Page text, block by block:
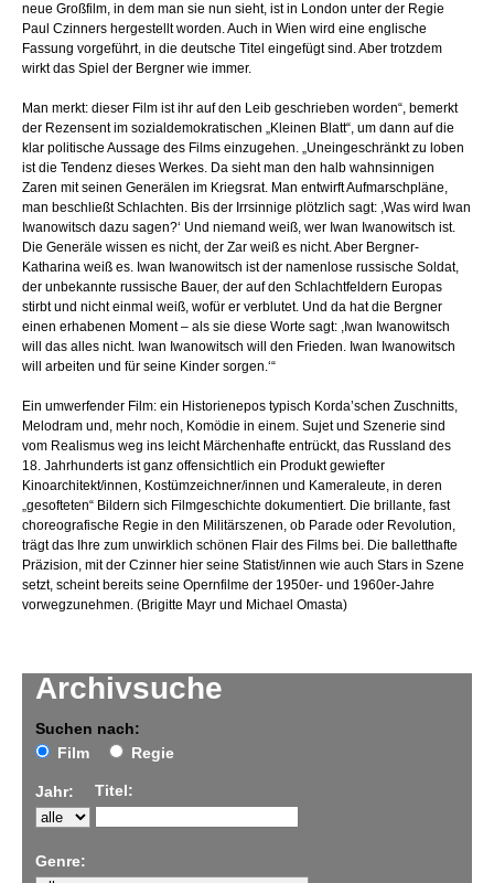
Archivsuche
Suchen nach:
Film
Regie
Jahr: Titel:
Genre:
neue Großfilm, in dem man sie nun sieht, ist in London unter der Regie
Paul Czinners hergestellt worden. Auch in Wien wird eine englische
Fassung vorgeführt, in die deutsche Titel eingefügt sind. Aber trotzdem
wirkt das Spiel der Bergner wie immer.
Man merkt: dieser Film ist ihr auf den Leib geschrieben worden“, bemerkt
der Rezensent im sozialdemokratischen „Kleinen Blatt“, um dann auf die
klar politische Aussage des Films einzugehen. „Uneingeschränkt zu loben
ist die Tendenz dieses Werkes. Da sieht man den halb wahnsinnigen
Zaren mit seinen Generälen im Kriegsrat. Man entwirft Aufmarschpläne,
man beschließt Schlachten. Bis der Irrsinnige plötzlich sagt: ,Was wird Iwan
Iwanowitsch dazu sagen?‘ Und niemand weiß, wer Iwan Iwanowitsch ist.
Die Generäle wissen es nicht, der Zar weiß es nicht. Aber Bergner-
Katharina weiß es. Iwan Iwanowitsch ist der namenlose russische Soldat,
der unbekannte russische Bauer, der auf den Schlachtfeldern Europas
stirbt und nicht einmal weiß, wofür er verblutet. Und da hat die Bergner
einen erhabenen Moment – als sie diese Worte sagt: ,Iwan Iwanowitsch
will das alles nicht. Iwan Iwanowitsch will den Frieden. Iwan Iwanowitsch
will arbeiten und für seine Kinder sorgen.‘“
Ein umwerfender Film: ein Historienepos typisch Korda’schen Zuschnitts,
Melodram und, mehr noch, Komödie in einem. Sujet und Szenerie sind
vom Realismus weg ins leicht Märchenhafte entrückt, das Russland des
18. Jahrhunderts ist ganz offensichtlich ein Produkt gewiefter
Kinoarchitekt/innen, Kostümzeichner/innen und Kameraleute, in deren
„gesofteten“ Bildern sich Filmgeschichte dokumentiert. Die brillante, fast
choreografische Regie in den Militärszenen, ob Parade oder Revolution,
trägt das Ihre zum unwirklich schönen Flair des Films bei. Die balletthafte
Präzision, mit der Czinner hier seine Statist/innen wie auch Stars in Szene
setzt, scheint bereits seine Opernfilme der 1950er- und 1960er-Jahre
vorwegzunehmen. (Brigitte Mayr und Michael Omasta)